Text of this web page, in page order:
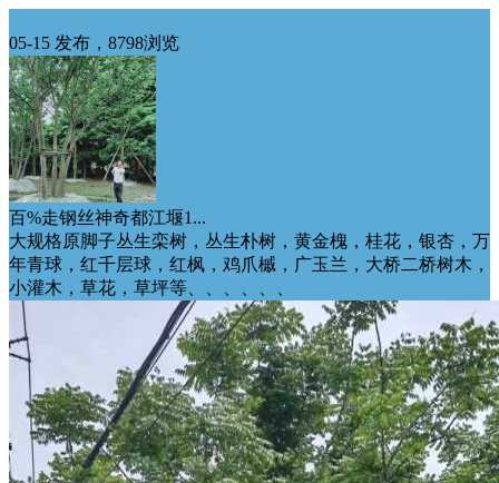
05-15 发布，8798浏览
百%走钢丝神奇都江堰1...
大规格原脚子丛生栾树，丛生朴树，黄金槐，桂花，银杏，万
年青球，红千层球，红枫，鸡爪槭，广玉兰，大桥二桥树木，
小灌木，草花，草坪等、、、、、、